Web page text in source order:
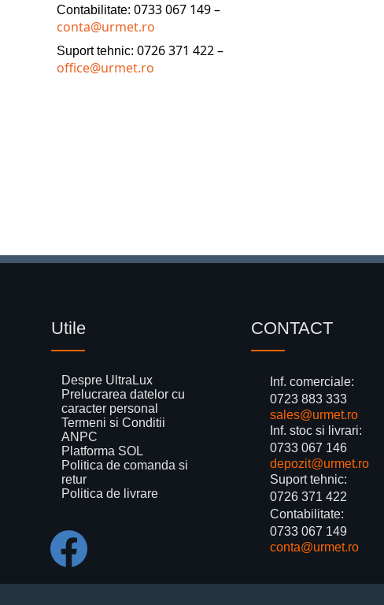
Contabilitate: 0733 067 149 –
conta@urmet.ro
Suport tehnic: 0726 371 422 –
office@urmet.ro
Utile
Despre UltraLux
Prelucrarea datelor cu
caracter personal
Termeni si Conditii
ANPC
Platforma SOL
Politica de comanda si
retur
Politica de livrare
CONTACT
Inf. comerciale:
0723 883 333
sales@urmet.ro
Inf. stoc si livrari:
0733 067 146
depozit@urmet.ro
Suport tehnic:
0726 371 422
Contabilitate:
0733 067 149
conta@urmet.ro